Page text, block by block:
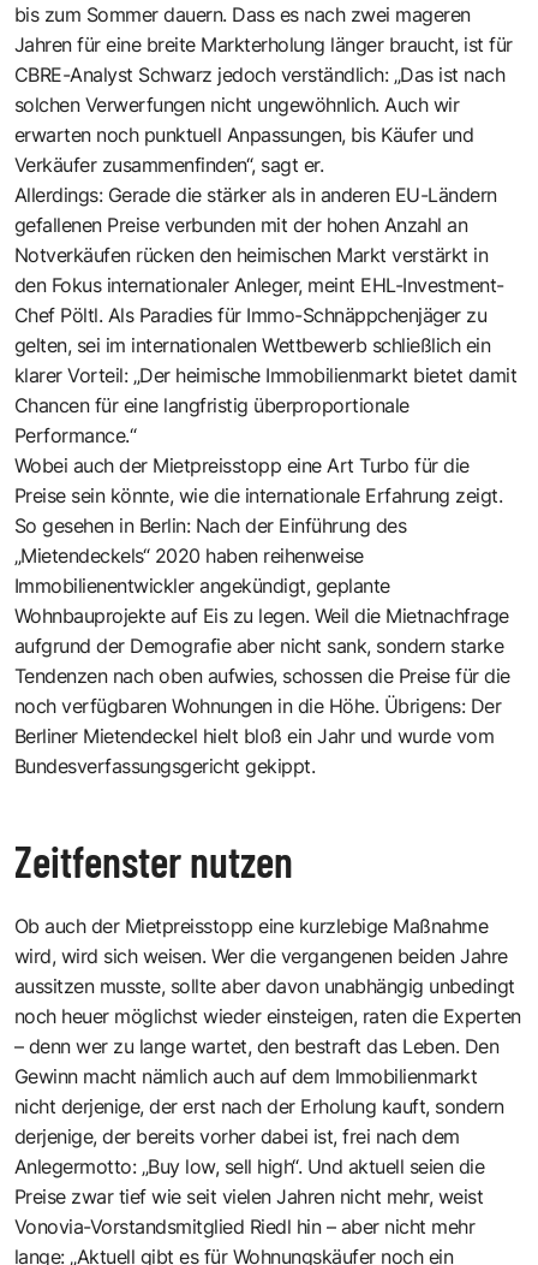
bis zum Sommer dauern. Dass es nach zwei mageren
Jahren für eine breite Markterholung länger braucht, ist für
CBRE-Analyst Schwarz jedoch verständlich: „Das ist nach
solchen Verwerfungen nicht ungewöhnlich. Auch wir
erwarten noch punktuell Anpassungen, bis Käufer und
Verkäufer zusammenfinden“, sagt er.
Allerdings: Gerade die stärker als in anderen EU-Ländern
gefallenen Preise verbunden mit der hohen Anzahl an
Notverkäufen rücken den heimischen Markt verstärkt in
den Fokus internationaler Anleger, meint EHL-Investment-
Chef Pöltl. Als Paradies für Immo-Schnäppchenjäger zu
gelten, sei im internationalen Wettbewerb schließlich ein
klarer Vorteil: „Der heimische Immobilienmarkt bietet damit
Chancen für eine langfristig überproportionale
Performance.“
Wobei auch der Mietpreisstopp eine Art Turbo für die
Preise sein könnte, wie die internationale Erfahrung zeigt.
So gesehen in Berlin: Nach der Einführung des
„Mietendeckels“ 2020 haben reihenweise
Immobilienentwickler angekündigt, geplante
Wohnbauprojekte auf Eis zu legen. Weil die Mietnachfrage
aufgrund der Demografie aber nicht sank, sondern starke
Tendenzen nach oben aufwies, schossen die Preise für die
noch verfügbaren Wohnungen in die Höhe. Übrigens: Der
Berliner Mietendeckel hielt bloß ein Jahr und wurde vom
Bundesverfassungsgericht gekippt.
Zeitfenster nutzen
Ob auch der Mietpreisstopp eine kurzlebige Maßnahme
wird, wird sich weisen. Wer die vergangenen beiden Jahre
aussitzen musste, sollte aber davon unabhängig unbedingt
noch heuer möglichst wieder einsteigen, raten die Experten
– denn wer zu lange wartet, den bestraft das Leben. Den
Gewinn macht nämlich auch auf dem Immobilienmarkt
nicht derjenige, der erst nach der Erholung kauft, sondern
derjenige, der bereits vorher dabei ist, frei nach dem
Anlegermotto: „Buy low, sell high“. Und aktuell seien die
Preise zwar tief wie seit vielen Jahren nicht mehr, weist
Vonovia-Vorstandsmitglied Riedl hin – aber nicht mehr
lange: „Aktuell gibt es für Wohnungskäufer noch ein